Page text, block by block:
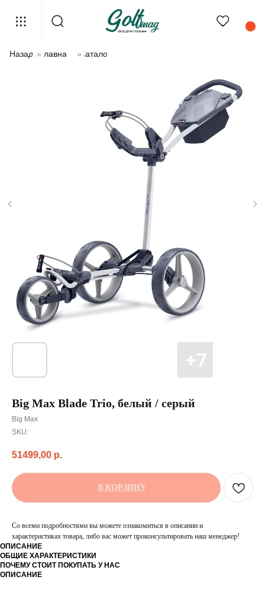
Назад »Главная »Каталог
Big Max Blade Trio, белый / серый
Big Max
SKU:
51499,00 р.
В КОРЗИНУ
Со всеми подробностями вы можете ознакомиться в описании и
характеристиках товара, либо вас может проконсультировать наш менеджер!
ОПИСАНИЕ
ОБЩИЕ ХАРАКТЕРИСТИКИ
ПОЧЕМУ СТОИТ ПОКУПАТЬ У НАС
ОПИСАНИЕ